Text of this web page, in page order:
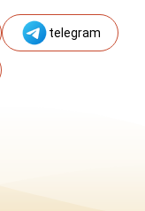
telegram